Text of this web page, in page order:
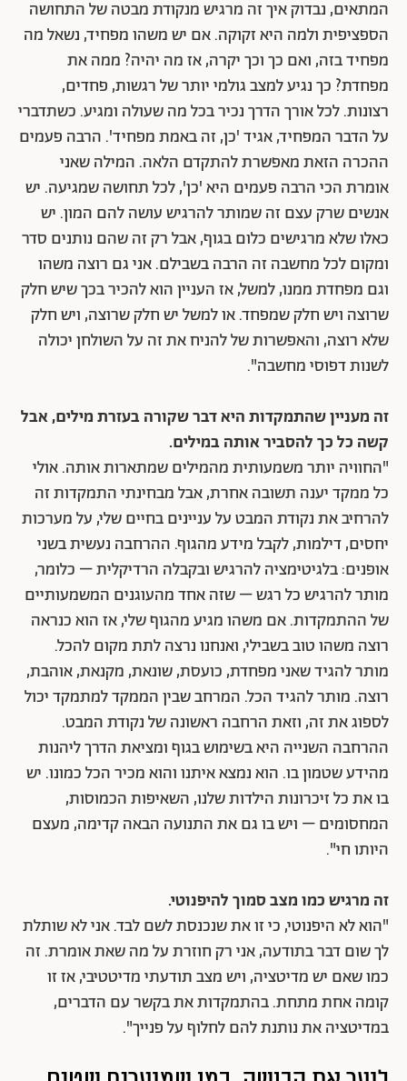
המתאים, נבדוק איך זה מרגיש מנקודת מבטה של התחושה
הספציפית ולמה היא זקוקה. אם יש משהו מפחיד, נשאל מה
מפחיד בזה, ואם כך וכך יקרה, אז מה יהיה? ממה את
מפחדת? כך נגיע למצב גולמי יותר של רגשות, פחדים,
רצונות. לכל אורך הדרך נכיר בכל מה שעולה ומגיע. כשתדברי
על הדבר המפחיד, אגיד 'כן, זה באמת מפחיד'. הרבה פעמים
ההכרה הזאת מאפשרת להתקדם הלאה. המילה שאני
אומרת הכי הרבה פעמים היא 'כן', לכל תחושה שמגיעה. יש
אנשים שרק עצם זה שמותר להרגיש עושה להם המון. יש
כאלו שלא מרגישים כלום בגוף, אבל רק זה שהם נותנים סדר
ומקום לכל מחשבה זה הרבה בשבילם. אני גם רוצה משהו
וגם מפחדת ממנו, למשל, אז העניין הוא להכיר בכך שיש חלק
שרוצה ויש חלק שמפחד. או למשל יש חלק שרוצה, ויש חלק
שלא רוצה, והאפשרות של להניח את זה על השולחן יכולה
לשנות דפוסי מחשבה".
זה מעניין שהתמקדות היא דבר שקורה בעזרת מילים, אבל
קשה כל כך להסביר אותה במילים.
"החוויה יותר משמעותית מהמילים שמתארות אותה. אולי
כל ממקד יענה תשובה אחרת, אבל מבחינתי התמקדות זה
להרחיב את נקודת המבט על עניינים בחיים שלי, על מערכות
יחסים, דילמות, לקבל מידע מהגוף. ההרחבה נעשית בשני
אופנים: בלגיטימציה להרגיש ובקבלה הרדיקלית – כלומר,
מותר להרגיש כל רגש – שזה אחד מהעוגנים המשמעותיים
של ההתמקדות. אם משהו מגיע מהגוף שלי, אז הוא כנראה
רוצה משהו טוב בשבילי, ואנחנו נרצה לתת מקום להכל.
מותר להגיד שאני מפחדת, כועסת, שונאת, מקנאת, אוהבת,
רוצה. מותר להגיד הכל. המרחב שבין הממקד למתמקד יכול
לספוג את זה, וזאת הרחבה ראשונה של נקודת המבט.
ההרחבה השנייה היא בשימוש בגוף ומציאת הדרך ליהנות
מהידע שטמון בו. הוא נמצא איתנו והוא מכיר הכל כמונו. יש
בו את כל זיכרונות הילדות שלנו, השאיפות הכמוסות,
המחסומים – ויש בו גם את התנועה הבאה קדימה, מעצם
היותו חי".
זה מרגיש כמו מצב סמוך להיפנוטי.
"הוא לא היפנוטי, כי זו את שנכנסת לשם לבד. אני לא שותלת
לך שום דבר בתודעה, אני רק חוזרת על מה שאת אומרת. זה
כמו שאם יש מדיטציה, ויש מצב תודעתי מדיטטיבי, אז זו
קומה אחת מתחת. בהתמקדות את בקשר עם הדברים,
במדיטציה את נותנת להם לחלוף על פנייך".